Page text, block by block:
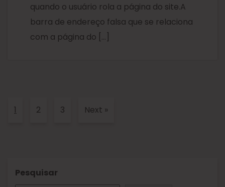
quando o usuário rola a página do site.A
barra de endereço falsa que se relaciona
com a página do […]
1 2 3 Next »
Pesquisar